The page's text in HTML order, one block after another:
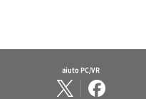
aiuto PC/VR